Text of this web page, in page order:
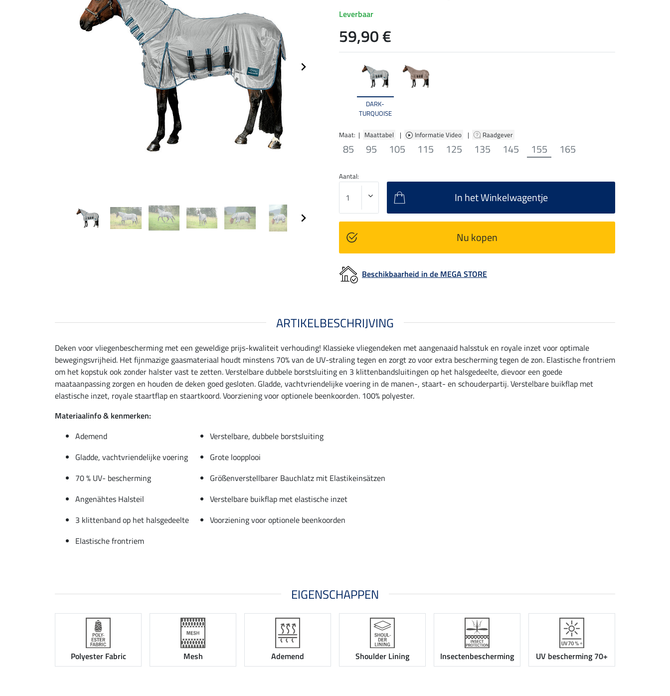
DARK-
TURQUOISE
Maat: | Maattabel | Informatie Video | Raadgever
85 95 105 115 125 135 145 155 165
Leverbaar
59,90 €
Aantal:
In het Winkelwagentje
Nu kopen
Beschikbaarheid in de MEGA STORE
ARTIKELBESCHRIJVING
Deken voor vliegenbescherming met een geweldige prijs-kwaliteit verhouding! Klassieke vliegendeken met aangenaaid halsstuk en royale inzet voor optimale
bewegingsvrijheid. Het fijnmazige gaasmateriaal houdt minstens 70% van de UV-straling tegen en zorgt zo voor extra bescherming tegen de zon. Elastische frontriem
om het kopstuk ook zonder halster vast te zetten. Verstelbare dubbele borstsluiting en 3 klittenbandsluitingen op het halsgedeelte, dievoor een goede
maataanpassing zorgen en houden de deken goed gesloten. Gladde, vachtvriendelijke voering in de manen-, staart- en schouderpartij. Verstelbare buikflap met
elastische inzet, royale staartflap en staartkoord. Voorziening voor optionele beenkoorden. 100% polyester.
Materiaalinfo & kenmerken:
Ademend
Verstelbare, dubbele borstsluiting
Gladde, vachtvriendelijke voering
Grote loopplooi
70 % UV- bescherming
Größenverstellbarer Bauchlatz mit Elastikeinsätzen
Angenähtes Halsteil
Verstelbare buikflap met elastische inzet
3 klittenband op het halsgedeelte
Voorziening voor optionele beenkoorden
Elastische frontriem
EIGENSCHAPPEN
Polyester Fabric Mesh Ademend Shoulder Lining Insectenbescherming UV bescherming 70+